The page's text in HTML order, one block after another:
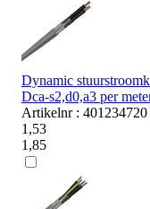
Dynamic
Dca-s2,d0,a3 per
Artikelnr : 401234720
1,53
1,85